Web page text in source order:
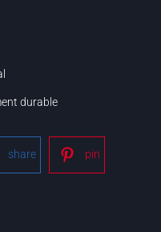
durable
share pin